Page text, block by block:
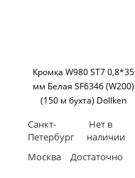
Кромка W980 ST7 0,8*35
мм Белая SF6346 (W200)
(150 м бухта) Dollken
Санкт-
Петербург
Нет в
наличии
Москва
Достаточно